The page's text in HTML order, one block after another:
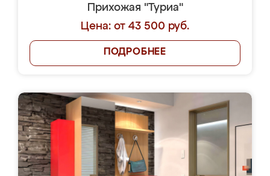
Прихожая "Туриа"
Цена: от 43 500 руб.
ПОДРОБНЕЕ